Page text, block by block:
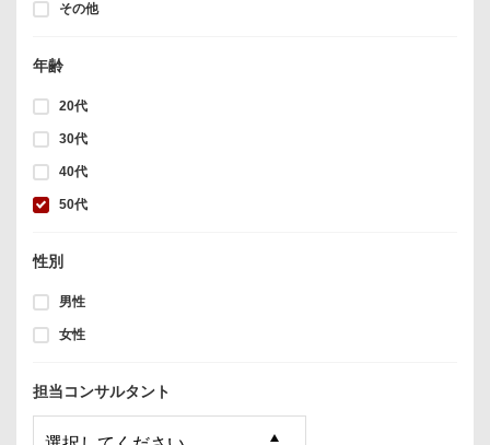
その他
年齢
20代
30代
40代
50代
性別
男性
女性
担当コンサルタント